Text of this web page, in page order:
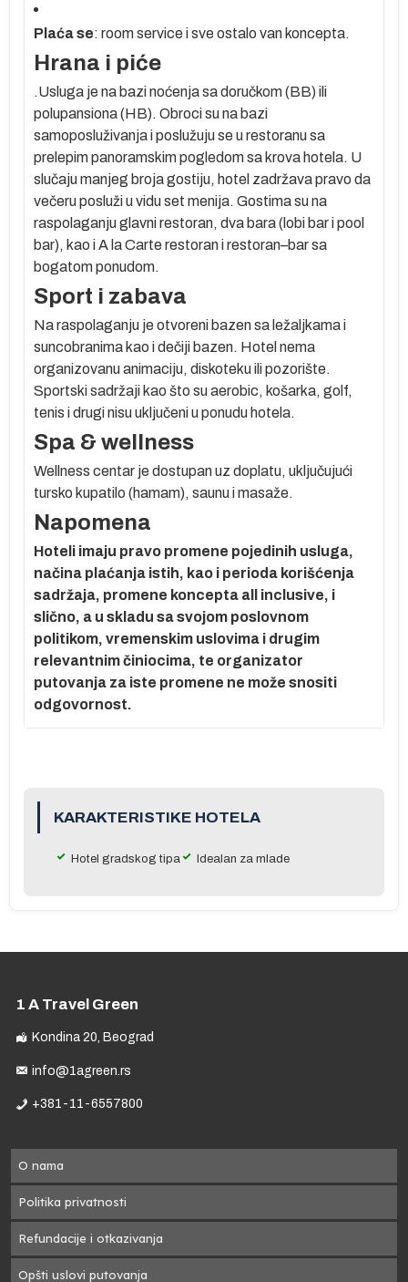
Plaća se: room service i sve ostalo van koncepta.
Hrana i piće
.Usluga je na bazi noćenja sa doručkom (BB) ili
polupansiona (HB). Obroci su na bazi
samoposluživanja i poslužuju se u restoranu sa
prelepim panoramskim pogledom sa krova hotela. U
slučaju manjeg broja gostiju, hotel zadržava pravo da
večeru posluži u vidu set menija. Gostima su na
raspolaganju glavni restoran, dva bara (lobi bar i pool
bar), kao i A la Carte restoran i restoran–bar sa
bogatom ponudom.
Sport i zabava
Na raspolaganju je otvoreni bazen sa ležaljkama i
suncobranima kao i dečiji bazen. Hotel nema
organizovanu animaciju, diskoteku ili pozorište.
Sportski sadržaji kao što su aerobic, košarka, golf,
tenis i drugi nisu uključeni u ponudu hotela.
Spa & wellness
Wellness centar je dostupan uz doplatu, uključujući
tursko kupatilo (hamam), saunu i masaže.
Napomena
Hoteli imaju pravo promene pojedinih usluga,
načina plaćanja istih, kao i perioda korišćenja
sadržaja, promene koncepta all inclusive, i
slično, a u skladu sa svojom poslovnom
politikom, vremenskim uslovima i drugim
relevantnim činiocima, te organizator
putovanja za iste promene ne može snositi
odgovornost.
KARAKTERISTIKE HOTELA
Hotel gradskog tipa Idealan za mlade
1 A Travel Green
Kondina 20, Beograd
info@1agreen.rs
+381-11-6557800
O nama
Politika privatnosti
Refundacije i otkazivanja
Opšti uslovi putovanja